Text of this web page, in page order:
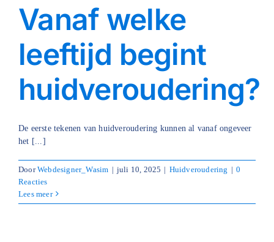
Vanaf welke
leeftijd begint
huidveroudering?
De eerste tekenen van huidveroudering kunnen al vanaf ongeveer
het [...]
DoorWebdesigner_Wasim | juli 10, 2025 | Huidveroudering | 0
Reacties
Lees meer